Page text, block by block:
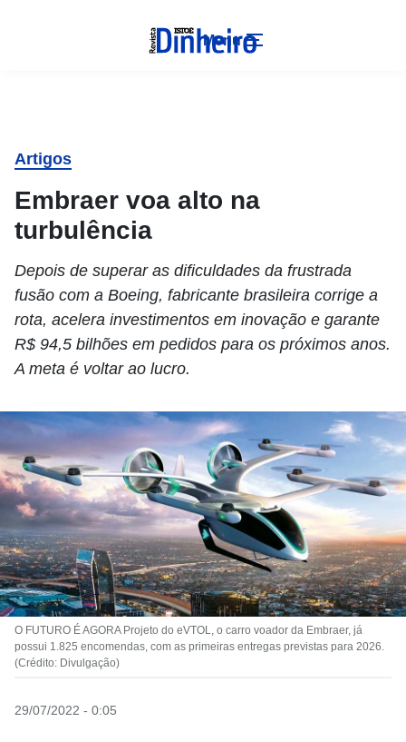
Menu
Artigos
Embraer voa alto na
turbulência
Depois de superar as dificuldades da frustrada
fusão com a Boeing, fabricante brasileira corrige a
rota, acelera investimentos em inovação e garante
R$ 94,5 bilhões em pedidos para os próximos anos.
A meta é voltar ao lucro.
O FUTURO É AGORA Projeto do eVTOL, o carro voador da Embraer, já
possui 1.825 encomendas, com as primeiras entregas previstas para 2026.
(Crédito: Divulgação)
29/07/2022 - 0:05